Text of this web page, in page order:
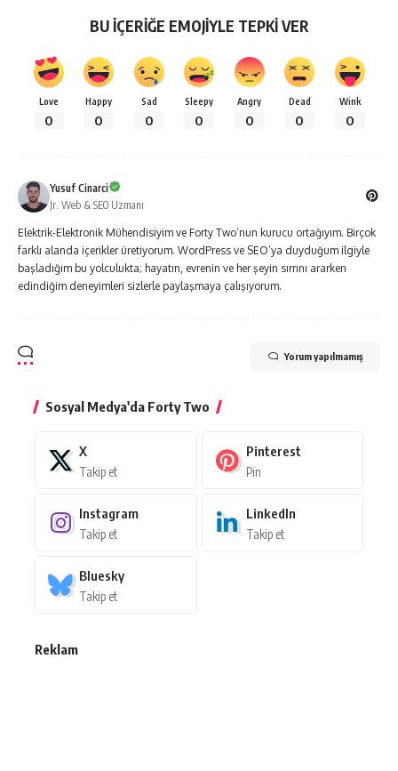
BU İÇERİĞE EMOJİYLE TEPKİ VER
Love
0
Happy
0
Sad
0
Sleepy
0
Angry
0
Dead
0
Wink
0
Yusuf Cinarci
Jr. Web & SEO Uzmanı
Elektrik-Elektronik Mühendisiyim ve Forty Two’nun kurucu ortağıyım. Birçok
farklı alanda içerikler üretiyorum. WordPress ve SEO’ya duyduğum ilgiyle
başladığım bu yolculukta; hayatın, evrenin ve her şeyin sırrını ararken
edindiğim deneyimleri sizlerle paylaşmaya çalışıyorum.
Yorum yapılmamış
Sosyal Medya'da Forty Two
X
Takip et
Pinterest
Pin
Instagram
Takip et
LinkedIn
Takip et
Bluesky
Takip et
Reklam